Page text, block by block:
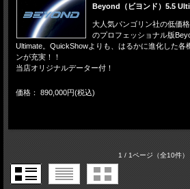
Beyond（ビヨンド）5.5
大人気パンゴリン社の低価
のプロフェッショナル版
Ultimate。QuickShowよりも、はるかに進化した各
ンが充実！！
当店オリジナルデーター付！
価格： 890,000円(税込)
1 / 1ページ（全10件）